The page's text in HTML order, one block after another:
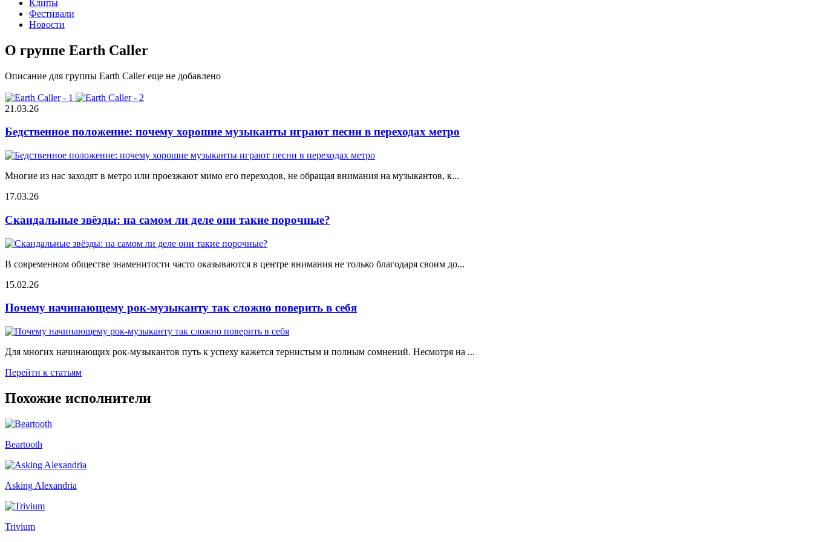
Клипы
Фестивали
Новости
О группе Earth Caller
Описание для группы Earth Caller еще не добавлено
21.03.26
Бедственное положение: почему хорошие музыканты играют песни в переходах метро
Многие из нас заходят в метро или проезжают мимо его переходов, не обращая внимания на музыкантов, к...
17.03.26
Скандальные звёзды: на самом ли деле они такие порочные?
В современном обществе знаменитости часто оказываются в центре внимания не только благодаря своим до...
15.02.26
Почему начинающему рок-музыканту так сложно поверить в себя
Для многих начинающих рок-музыкантов путь к успеху кажется тернистым и полным сомнений. Несмотря на ...
Перейти к статьям
Похожие исполнители
Beartooth
Asking Alexandria
Trivium